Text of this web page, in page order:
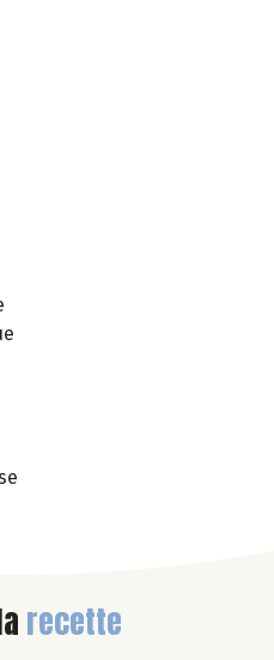
recette